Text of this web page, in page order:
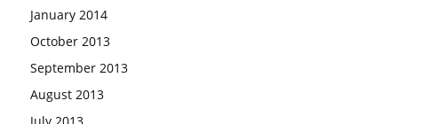
January 2014
October 2013
September 2013
August 2013